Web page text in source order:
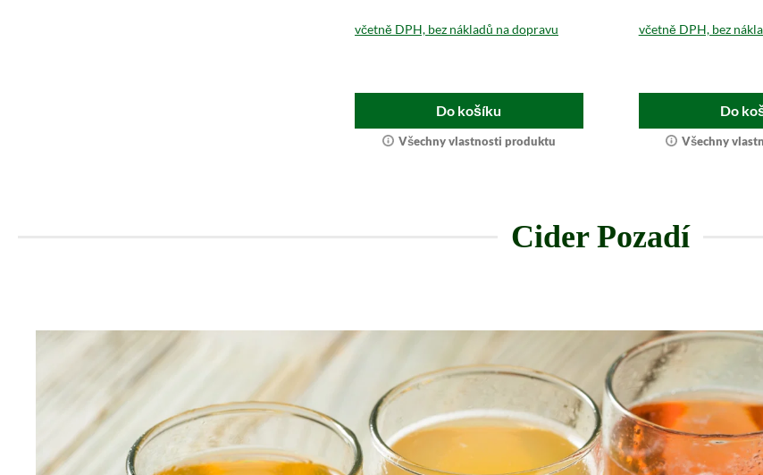
včetně DPH, bez nákladů na dopravu
Do košíku
Všechny vlastnosti produktu
včetně DPH, bez
Do
Všechny
Cider Pozadí